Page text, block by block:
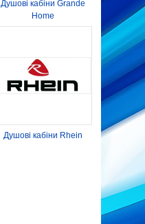
Душові кабіни Grande
Home
Душові кабіни Rhein